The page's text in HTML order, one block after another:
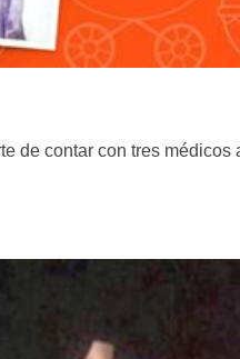
de contar con tres médicos